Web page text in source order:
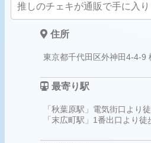
推しのチェキが通販で手に入
住所
東京都千代田区外神田4-4-9
最寄り駅
「秋葉原駅」電気街口より
「末広町駅」1番出口より徒